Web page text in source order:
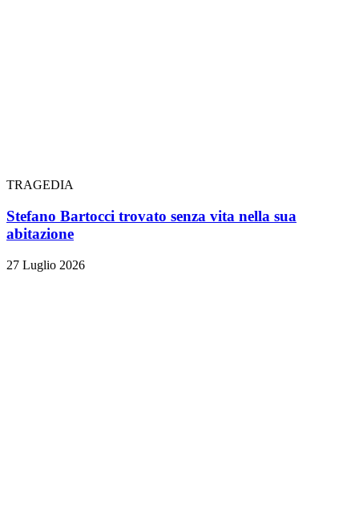
TRAGEDIA
Stefano Bartocci trovato senza vita nella sua
abitazione
27 Luglio 2026